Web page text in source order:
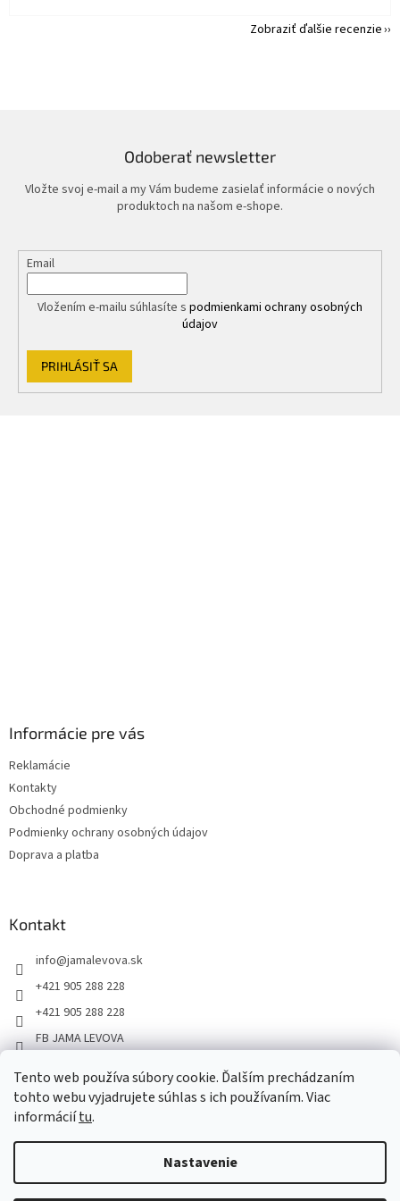
Tento web používa súbory cookie. Ďalším prechádzaním
tohto webu vyjadrujete súhlas s ich používaním. Viac
informáciítu.
Nastavenie
Vážení zákazníci, z dôvodu dovoleniek môže v tomto období
Zobraziť ďalšie recenzie
Odoberať newsletter
Vložte svoj e-mail a my Vám budeme zasielať informácie o nových
produktoch na našom e-shope.
Email
Vložením e-mailu súhlasíte s podmienkami ochrany osobných
údajov
PRIHLÁSIŤ SA
Informácie pre vás
Reklamácie
Kontakty
Obchodné podmienky
Podmienky ochrany osobných údajov
Doprava a platba
Kontakt
info@jamalevova.sk
+421 905 288 228
+421 905 288 228
FB JAMA LEVOVA
JamaLevova
+421905288228